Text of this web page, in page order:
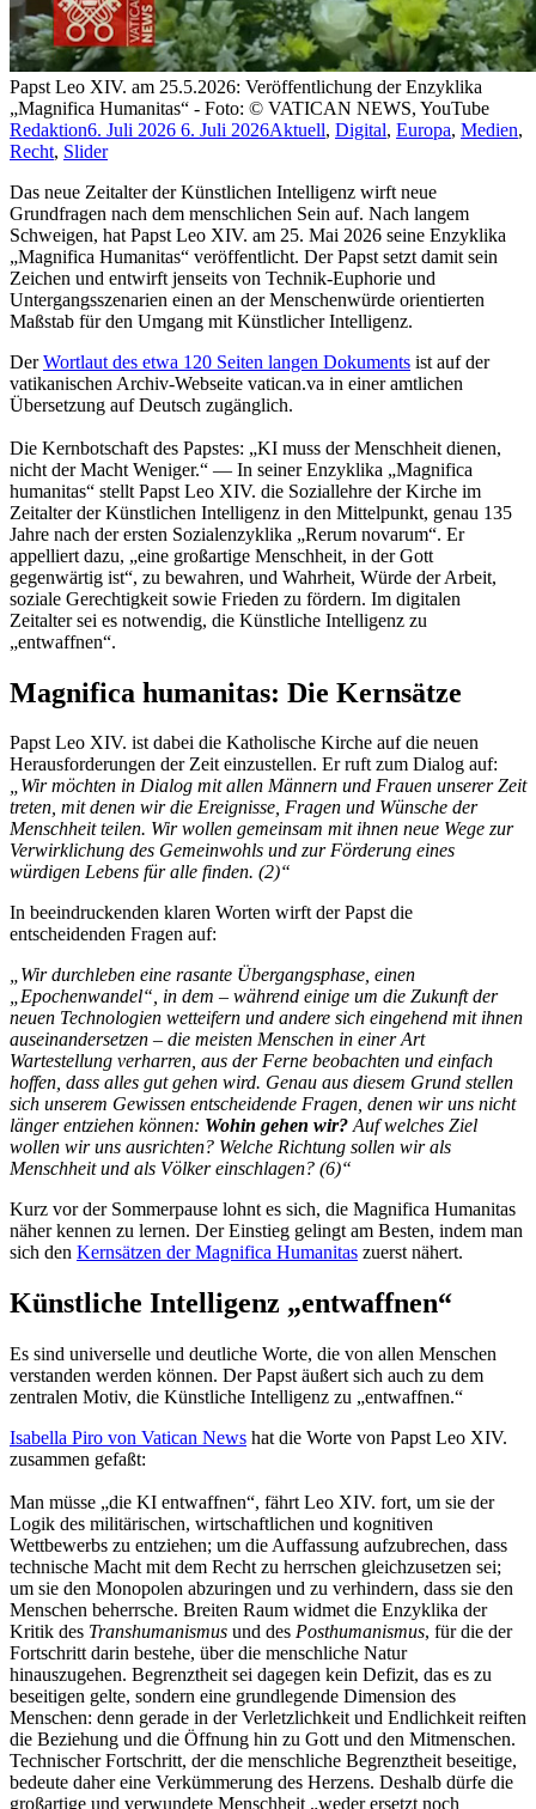
Papst Leo XIV. am 25.5.2026: Veröffentlichung der Enzyklika
„Magnifica Humanitas“ - Foto: © VATICAN NEWS, YouTube
Redaktion6. Juli 2026 6. Juli 2026Aktuell, Digital, Europa, Medien,
Recht, Slider
Das neue Zeitalter der Künstlichen Intelligenz wirft neue
Grundfragen nach dem menschlichen Sein auf. Nach langem
Schweigen, hat Papst Leo XIV. am 25. Mai 2026 seine Enzyklika
„Magnifica Humanitas“ veröffentlicht. Der Papst setzt damit sein
Zeichen und entwirft jenseits von Technik-Euphorie und
Untergangsszenarien einen an der Menschenwürde orientierten
Maßstab für den Umgang mit Künstlicher Intelligenz.
DerWortlaut des etwa 120 Seiten langen Dokuments ist auf der
vatikanischen Archiv-Webseite vatican.va in einer amtlichen
Übersetzung auf Deutsch zugänglich.
Die Kernbotschaft des Papstes: „KI muss der Menschheit dienen,
nicht der Macht Weniger.“ — In seiner Enzyklika „Magnifica
humanitas“ stellt Papst Leo XIV. die Soziallehre der Kirche im
Zeitalter der Künstlichen Intelligenz in den Mittelpunkt, genau 135
Jahre nach der ersten Sozialenzyklika „Rerum novarum“. Er
appelliert dazu, „eine großartige Menschheit, in der Gott
gegenwärtig ist“, zu bewahren, und Wahrheit, Würde der Arbeit,
soziale Gerechtigkeit sowie Frieden zu fördern. Im digitalen
Zeitalter sei es notwendig, die Künstliche Intelligenz zu
„entwaffnen“.
Magnifica humanitas: Die Kernsätze
Papst Leo XIV. ist dabei die Katholische Kirche auf die neuen
Herausforderungen der Zeit einzustellen. Er ruft zum Dialog auf:
„Wir möchten in Dialog mit allen Männern und Frauen unserer Zeit
treten, mit denen wir die Ereignisse, Fragen und Wünsche der
Menschheit teilen. Wir wollen gemeinsam mit ihnen neue Wege zur
Verwirklichung des Gemeinwohls und zur Förderung eines
würdigen Lebens für alle finden. (2)“
In beeindruckenden klaren Worten wirft der Papst die
entscheidenden Fragen auf:
„Wir durchleben eine rasante Übergangsphase, einen
„Epochenwandel“, in dem – während einige um die Zukunft der
neuen Technologien wetteifern und andere sich eingehend mit ihnen
auseinandersetzen – die meisten Menschen in einer Art
Wartestellung verharren, aus der Ferne beobachten und einfach
hoffen, dass alles gut gehen wird. Genau aus diesem Grund stellen
sich unserem Gewissen entscheidende Fragen, denen wir uns nicht
länger entziehen können: Wohin gehen wir?Auf welches Ziel
wollen wir uns ausrichten? Welche Richtung sollen wir als
Menschheit und als Völker einschlagen? (6)“
Kurz vor der Sommerpause lohnt es sich, die Magnifica Humanitas
näher kennen zu lernen. Der Einstieg gelingt am Besten, indem man
sich den Kernsätzen der Magnifica Humanitas zuerst nähert.
Künstliche Intelligenz „entwaffnen“
Es sind universelle und deutliche Worte, die von allen Menschen
verstanden werden können. Der Papst äußert sich auch zu dem
zentralen Motiv, die Künstliche Intelligenz zu „entwaffnen.“
Isabella Piro von Vatican News hat die Worte von Papst Leo XIV.
zusammen gefaßt:
Man müsse „die KI entwaffnen“, fährt Leo XIV. fort, um sie der
Logik des militärischen, wirtschaftlichen und kognitiven
Wettbewerbs zu entziehen; um die Auffassung aufzubrechen, dass
technische Macht mit dem Recht zu herrschen gleichzusetzen sei;
um sie den Monopolen abzuringen und zu verhindern, dass sie den
Menschen beherrsche. Breiten Raum widmet die Enzyklika der
Kritik des Transhumanismus und des Posthumanismus, für die der
Fortschritt darin bestehe, über die menschliche Natur
hinauszugehen. Begrenztheit sei dagegen kein Defizit, das es zu
beseitigen gelte, sondern eine grundlegende Dimension des
Menschen: denn gerade in der Verletzlichkeit und Endlichkeit reiften
die Beziehung und die Öffnung hin zu Gott und den Mitmenschen.
Technischer Fortschritt, der die menschliche Begrenztheit beseitige,
bedeute daher eine Verkümmerung des Herzens. Deshalb dürfe die
großartige und verwundete Menschheit „weder ersetzt noch